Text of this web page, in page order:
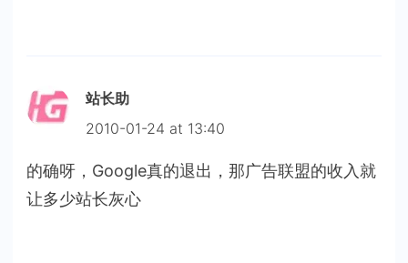
站长助
2010-01-24 at 13:40
的确呀，Google真的退出，那广告联盟的收入就
让多少站长灰心